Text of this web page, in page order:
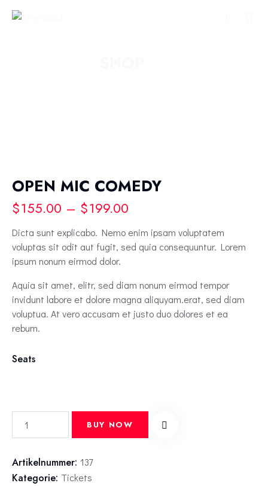
OPEN MIC COMEDY
$155.00 – $199.00
Dicta sunt explicabo. Nemo enim ipsam voluptatem
voluptas sit odit aut fugit, sed quia consequuntur. Lorem
ipsum nonum eirmod dolor.
Aquia sit amet, elitr, sed diam nonum eirmod tempor
invidunt labore et dolore magna aliquyam.erat, sed diam
voluptua. At vero accusam et justo duo dolores et ea
rebum.
Seats
BUY NOW
Artikelnummer: 137
Kategorie: Tickets